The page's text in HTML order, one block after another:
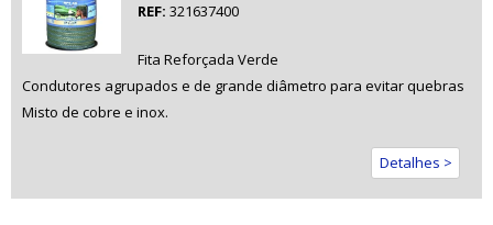
REF: 321637400
Fita Reforçada Verde
Condutores agrupados e de grande diâmetro para evitar quebras
Misto de cobre e inox.
Detalhes >